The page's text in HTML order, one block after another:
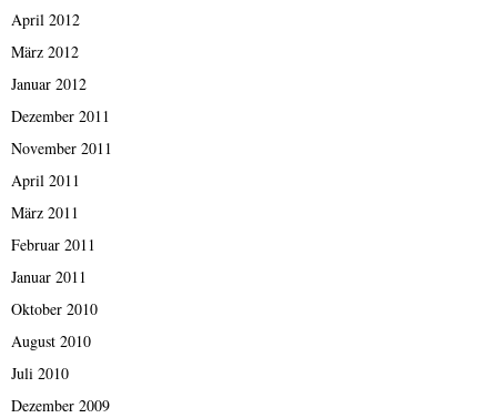
April 2012
März 2012
Januar 2012
Dezember 2011
November 2011
April 2011
März 2011
Februar 2011
Januar 2011
Oktober 2010
August 2010
Juli 2010
Dezember 2009